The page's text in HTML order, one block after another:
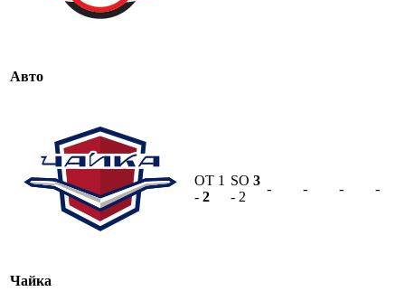
Авто
Чайка
OT 1
- 2
SO 3
- 2
- - - -